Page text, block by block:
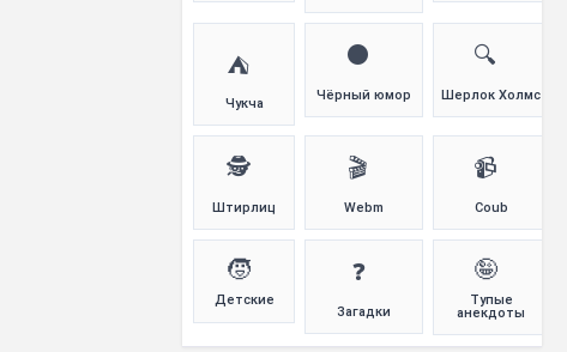
⛺
Чукча
⚫
Чёрный юмор
🔍
Шерлок Холмс
🕵️
Штирлиц
🎬
Webm
📹
Coub
🧒
Детские
❓
Загадки
🤪
Тупые
анекдоты